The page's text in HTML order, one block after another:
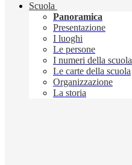
Scuola
Panoramica
Presentazione
I luoghi
Le persone
I numeri della scuola
Le carte della scuola
Organizzazione
La storia